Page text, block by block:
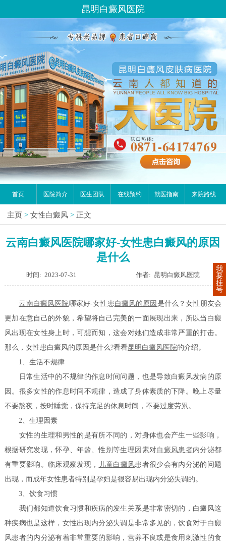
昆明白癜风医院
首页 医院简介 医生团队 在线预约 就医指南 来院路线
主页 > 女性白癜风 > 正文
云南白癜风医院哪家好-女性患白癜风的原因
是什么
时间: 2023-07-31 作者: 昆明白癜风医院
云南白癜风医院哪家好-女性患白癜风的原因 是什么？女性朋友会
更加在意自己的外貌，希望将自己完美的一面展现出来，所以当白癜
风出现在女性身上时，可想而知，这会对她们造成非常严重的打击。
那么，女性患白癜风的原因是什么?看看昆明白癜风医院的介绍。
1、生活不规律
日常生活中的不规律的作息时间问题，也是导致白癜风发病的原
因。很多女性的作息时间不规律，造成了身体素质的下降。晚上尽量
不要熬夜，按时睡觉，保持充足的休息时间，不要过度劳累。
2、生理因素
女性的生理和男性的是有所不同的，对身体也会产生一些影响，
根据研究发现，怀孕、年龄、性别等生理因素对白癜风患者内分泌都
有重要影响。临床观察发现， 儿童白癜风患者很少会有内分泌的问题
出现，而成年女性患者特别是孕妇是很容易出现内分泌失调的。
3、饮食习惯
我们都知道饮食习惯和疾病的发生关系是非常密切的，白癜风这
种疾病也是这样，女性出现内分泌失调是非常多见的，饮食对于白癜
风患者的内分泌有着非常重要的影响，营养不良或是食用刺激性的食
我
要
挂
号